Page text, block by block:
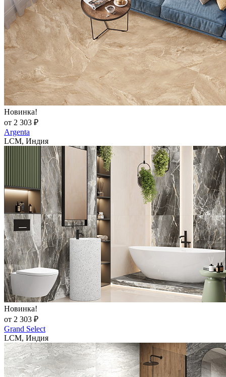
Новинка!
от 2 303 ₽
Argenta
LCM, Индия
Новинка!
от 2 303 ₽
Grand Select
LCM, Индия